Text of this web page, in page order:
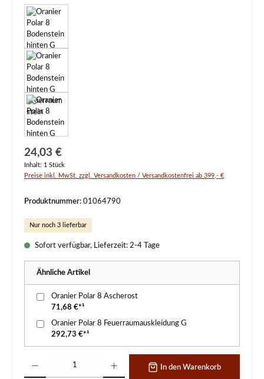
Regulärer Preis:
24,03 €
Inhalt: 1 Stück
Preise inkl. MwSt. zzgl. Versandkosten / Versandkostenfrei ab 399,- €
Produktnummer: 01064790
Nur noch 3 lieferbar
Sofort verfügbar, Lieferzeit: 2-4 Tage
Ähnliche Artikel
Oranier Polar 8 Ascherost
71,68 €*¹
Oranier Polar 8 Feuerraumauskleidung G
292,73 €*¹
In den Warenkorb